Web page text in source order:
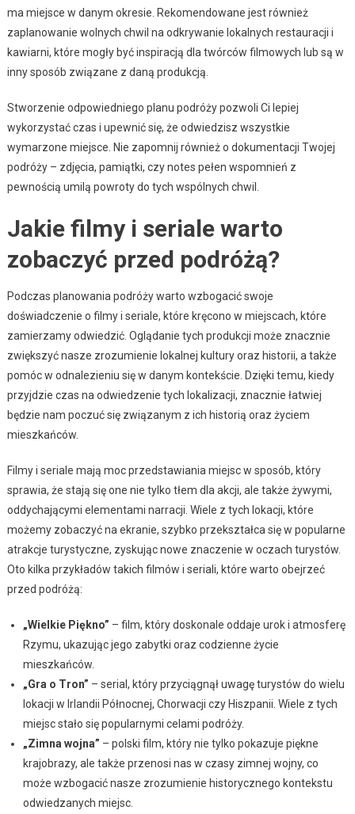
ma miejsce w danym okresie. Rekomendowane jest również
zaplanowanie wolnych chwil na odkrywanie lokalnych restauracji i
kawiarni, które mogły być inspiracją dla twórców filmowych lub są w
inny sposób związane z daną produkcją.
Stworzenie odpowiedniego planu podróży pozwoli Ci lepiej
wykorzystać czas i upewnić się, że odwiedzisz wszystkie
wymarzone miejsce. Nie zapomnij również o dokumentacji Twojej
podróży – zdjęcia, pamiątki, czy notes pełen wspomnień z
pewnością umilą powroty do tych wspólnych chwil.
Jakie filmy i seriale warto
zobaczyć przed podróżą?
Podczas planowania podróży warto wzbogacić swoje
doświadczenie o filmy i seriale, które kręcono w miejscach, które
zamierzamy odwiedzić. Oglądanie tych produkcji może znacznie
zwiększyć nasze zrozumienie lokalnej kultury oraz historii, a także
pomóc w odnalezieniu się w danym kontekście. Dzięki temu, kiedy
przyjdzie czas na odwiedzenie tych lokalizacji, znacznie łatwiej
będzie nam poczuć się związanym z ich historią oraz życiem
mieszkańców.
Filmy i seriale mają moc przedstawiania miejsc w sposób, który
sprawia, że stają się one nie tylko tłem dla akcji, ale także żywymi,
oddychającymi elementami narracji. Wiele z tych lokacji, które
możemy zobaczyć na ekranie, szybko przekształca się w popularne
atrakcje turystyczne, zyskując nowe znaczenie w oczach turystów.
Oto kilka przykładów takich filmów i seriali, które warto obejrzeć
przed podróżą:
„Wielkie Piękno” – film, który doskonale oddaje urok i atmosferę
Rzymu, ukazując jego zabytki oraz codzienne życie
mieszkańców.
„Gra o Tron” – serial, który przyciągnął uwagę turystów do wielu
lokacji w Irlandii Północnej, Chorwacji czy Hiszpanii. Wiele z tych
miejsc stało się popularnymi celami podróży.
„Zimna wojna” – polski film, który nie tylko pokazuje piękne
krajobrazy, ale także przenosi nas w czasy zimnej wojny, co
może wzbogacić nasze zrozumienie historycznego kontekstu
odwiedzanych miejsc.